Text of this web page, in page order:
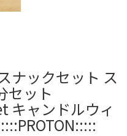
ナックセット ス
セット
キャンドルウィ